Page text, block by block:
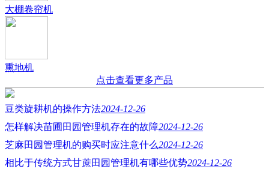
大棚卷帘机
熏地机
点击查看更多产品
豆类旋耕机的操作方法2024-12-26
怎样解决苗圃田园管理机存在的故障2024-12-26
芝麻田园管理机的购买时应注意什么2024-12-26
相比于传统方式甘蔗田园管理机有哪些优势2024-12-26